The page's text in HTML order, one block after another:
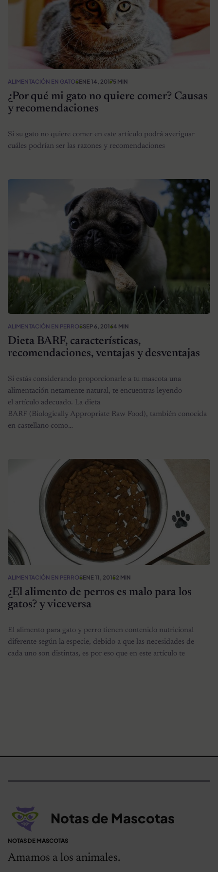
ALIMENTACIÓN EN GATOSENE 14, 20175 MIN
¿Por qué mi gato no quiere comer? Causas
y recomendaciones
Si su gato no quiere comer en este artículo podrá averiguar
cuáles podrían ser las razones y recomendaciones
ALIMENTACIÓN EN PERROSSEP 6, 20164 MIN
Dieta BARF, características,
recomendaciones, ventajas y desventajas
Si estás considerando proporcionarle a tu mascota una
alimentación netamente natural, te encuentras leyendo
el artículo adecuado. La dieta
BARF (Biologically Appropriate Raw Food), también conocida
en castellano como…
ALIMENTACIÓN EN PERROSENE 11, 20152 MIN
¿El alimento de perros es malo para los
gatos? y viceversa
El alimento para gato y perro tienen contenido nutricional
diferente según la especie, debido a que las necesidades de
cada uno son distintas, es por eso que en este artículo te
Notas de Mascotas
NOTAS DE MASCOTAS
Amamos a los animales.